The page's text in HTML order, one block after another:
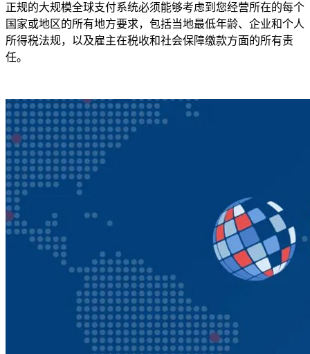
正规的大规模全球支付系统必须能够考虑到您经营所在的每个
国家或地区的所有地方要求，包括当地最低年龄、企业和个人
所得税法规，以及雇主在税收和社会保障缴款方面的所有责
任。